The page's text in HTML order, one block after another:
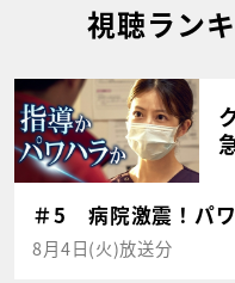
視聴ラン
＃5 病院激震！パ
8月4日(火)放送分